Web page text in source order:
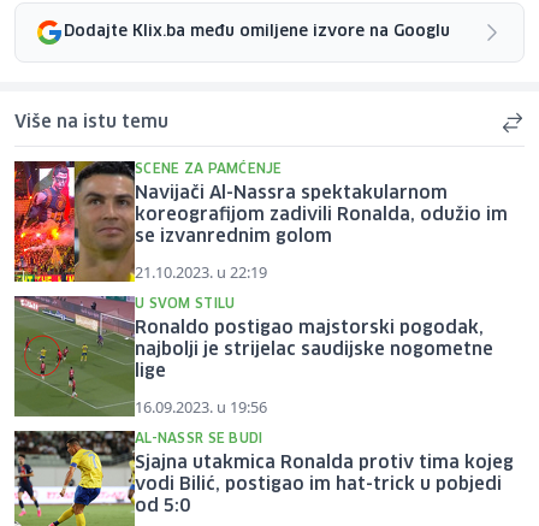
Dodajte Klix.ba među omiljene izvore na Googlu
Više na istu temu
SCENE ZA PAMĆENJE
Navijači Al-Nassra spektakularnom
koreografijom zadivili Ronalda, odužio im
se izvanrednim golom
21.10.2023. u 22:19
U SVOM STILU
Ronaldo postigao majstorski pogodak,
najbolji je strijelac saudijske nogometne
lige
16.09.2023. u 19:56
AL-NASSR SE BUDI
Sjajna utakmica Ronalda protiv tima kojeg
vodi Bilić, postigao im hat-trick u pobjedi
od 5:0